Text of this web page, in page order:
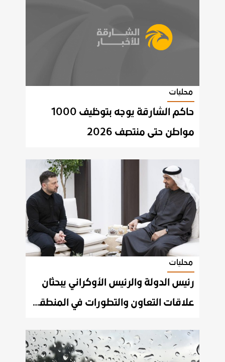
محليات
حاكم الشارقة يوجه بتوظيف 1000
مواطن حتى منتصف 2026
محليات
رئيس الدولة والرئيس الأوكراني يبحثان
علاقات التعاون والتطورات في المنطقة وتداعياتها على الأمن الإقليمي والدولي